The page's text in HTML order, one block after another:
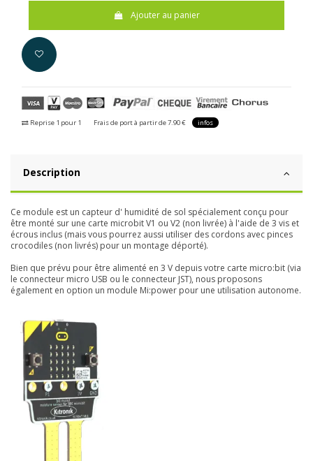
Ajouter au panier
Reprise 1 pour 1 Frais de port à partir de 7.90 € infos
Description
Ce module est un capteur d' humidité de sol spécialement conçu pour
être monté sur une carte microbit V1 ou V2 (non livrée) à l'aide de 3 vis et
écrous inclus (mais vous pourrez aussi utiliser des cordons avec pinces
crocodiles (non livrés) pour un montage déporté).
Bien que prévu pour être alimenté en 3 V depuis votre carte micro:bit (via
le connecteur micro USB ou le connecteur JST), nous proposons
également en option un module Mi:power pour une utilisation autonome.